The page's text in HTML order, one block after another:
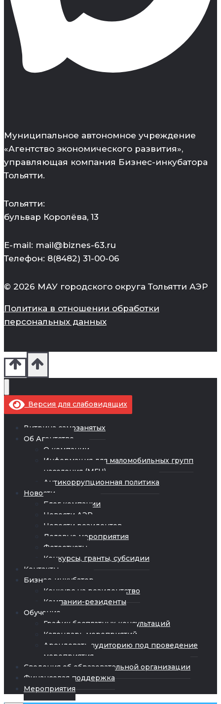
Муниципальное автономное учреждение
«Агентство экономического развития»,
управляющая компания Бизнес-инкубатора
Тольятти.
Тольятти:
бульвар Королёва, 13
E-mail: mail@biznes-63.ru
Телефон: 8(8482) 31-00-06
© 2026 МАУ городского округа Тольятти АЭР
Политика в отношении обработки
персональных данных
Версия для слабовидящих
Витрина самозанятых
Об Агентстве
О компании
Информация для маломобильных групп
населения (МГН)
Антикоррупционная политика
Новости
Блог компании
Новости АЭР
Новости резидентов
Деловые мероприятия
Фотоотчеты
Конкурсы, гранты, субсидии
Контакты
Бизнес-инкубатор
Конкурс на резидентство
Компании-резиденты
Обучение
График бесплатных консультаций
Календарь мероприятий
Арендовать аудиторию под проведение
мероприятия
Сведения об образовательной организации
Финансовая поддержка
Мероприятия